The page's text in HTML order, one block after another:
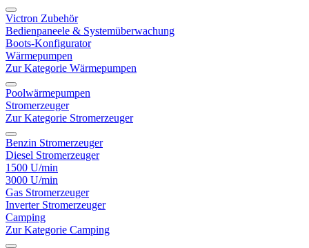
Victron Zubehör
Bedienpaneele & Systemüberwachung
Boots-Konfigurator
Wärmepumpen
Zur Kategorie Wärmepumpen
Poolwärmepumpen
Stromerzeuger
Zur Kategorie Stromerzeuger
Benzin Stromerzeuger
Diesel Stromerzeuger
1500 U/min
3000 U/min
Gas Stromerzeuger
Inverter Stromerzeuger
Camping
Zur Kategorie Camping